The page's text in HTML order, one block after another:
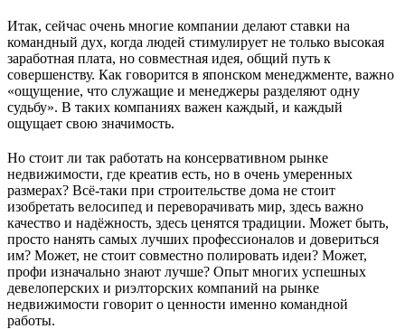
Итак, сейчас очень многие компании делают ставки на
командный дух, когда людей стимулирует не только высокая
заработная плата, но совместная идея, общий путь к
совершенству. Как говорится в японском менеджменте, важно
«ощущение, что служащие и менеджеры разделяют одну
судьбу». В таких компаниях важен каждый, и каждый
ощущает свою значимость.
Но стоит ли так работать на консервативном рынке
недвижимости, где креатив есть, но в очень умеренных
размерах? Всё-таки при строительстве дома не стоит
изобретать велосипед и переворачивать мир, здесь важно
качество и надёжность, здесь ценятся традиции. Может быть,
просто нанять самых лучших профессионалов и довериться
им? Может, не стоит совместно полировать идеи? Может,
профи изначально знают лучше? Опыт многих успешных
девелоперских и риэлторских компаний на рынке
недвижимости говорит о ценности именно командной
работы.